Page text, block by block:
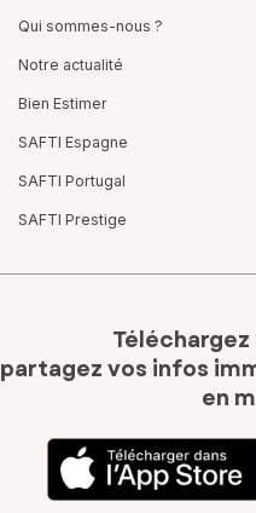
Qui sommes-nous ?
Notre actualité
Bien Estimer
SAFTI Espagne
SAFTI Portugal
SAFTI Prestige
Téléchargez
partagez vos infos
en